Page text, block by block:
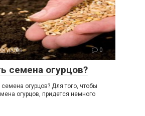
0
семена огурцов?
огурцов? Для того, чтобы
огурцов, придется немного